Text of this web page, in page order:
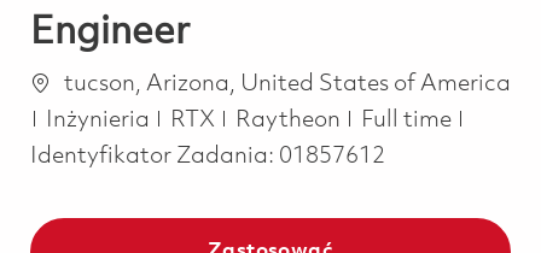
Engineer
Lokalizacja
tucson, Arizona, United States of America
Kategoria
Inżynieria RTX Raytheon Job Type
Full time
Identyfikator Zadania: 01857612